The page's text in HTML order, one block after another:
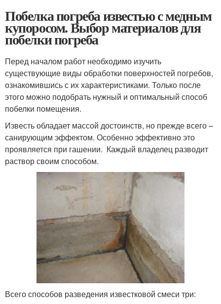
Побелка погреба известью с медным
купоросом. Выбор материалов для
побелки погреба
Перед началом работ необходимо изучить
существующие виды обработки поверхностей погребов,
ознакомившись с их характеристиками. Только после
этого можно подобрать нужный и оптимальный способ
побелки помещения.
Известь обладает массой достоинств, но прежде всего –
санирующим эффектом. Особенно эффективно это
проявляется при гашении. Каждый владелец разводит
раствор своим способом.
Всего способов разведения известковой смеси три: